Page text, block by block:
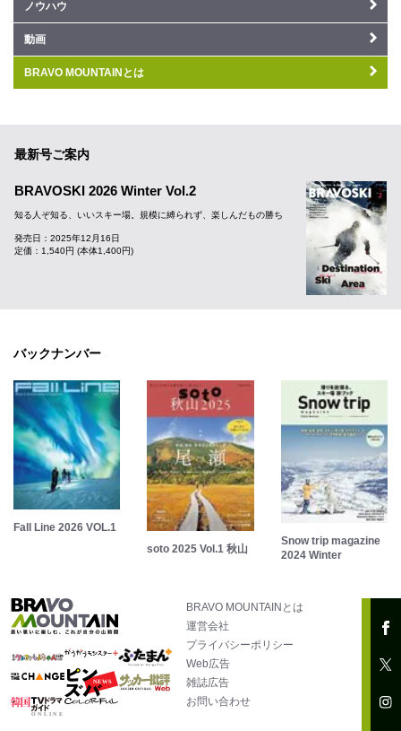
ノウハウ
動画
BRAVO MOUNTAINとは
最新号ご案内
BRAVOSKI 2026 Winter Vol.2
知る人ぞ知る、いいスキー場。規模に縛られず、楽しんだもの勝ち
発売日：2025年12月16日
定価：1,540円 (本体1,400円)
バックナンバー
Fall Line 2026 VOL.1
soto 2025 Vol.1 秋山
Snow trip magazine
2024 Winter
BRAVO MOUNTAINとは
運営会社
プライバシーポリシー
Web広告
雑誌広告
お問い合わせ